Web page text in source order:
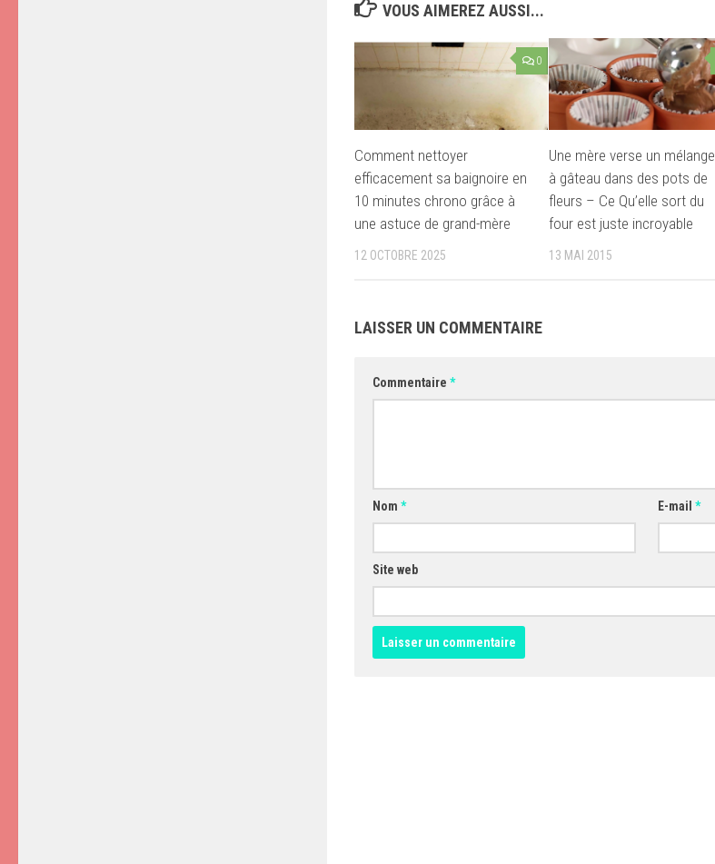
VOUS AIMEREZ AUSSI...
0
Comment nettoyer
efficacement sa baignoire en
10 minutes chrono grâce à
une astuce de grand-mère
12 OCTOBRE 2025
Une mère verse un mélange
à gâteau dans des pots de
fleurs – Ce Qu’elle sort du
four est juste incroyable
13 MAI 2015
LAISSER UN COMMENTAIRE
Commentaire *
Nom * E-mail*
Site web